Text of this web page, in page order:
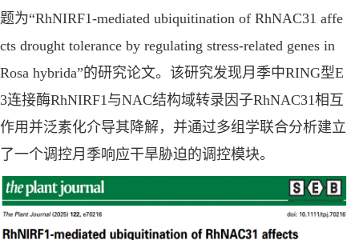
题为“RhNIRF1-mediated ubiquitination of RhNAC31 affe
cts drought tolerance by regulating stress-related genes in
Rosa hybrida”的研究论文。该研究发现月季中RING型E
3连接酶RhNIRF1与NAC结构域转录因子RhNAC31相互
作用并泛素化介导其降解，并通过多组学联合分析建立
了一个调控月季响应干旱胁迫的调控模块。